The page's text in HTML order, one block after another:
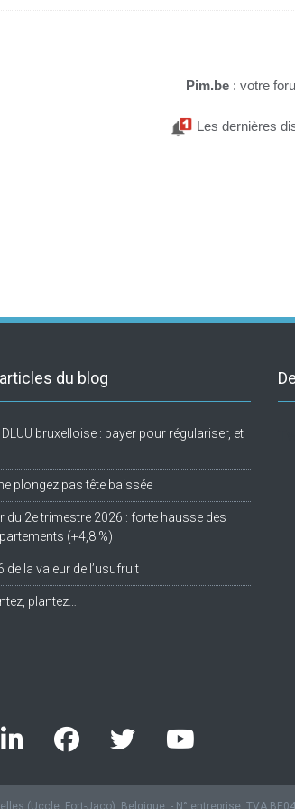
Pim.be : votre
Les dernières
du blog
DLUU bruxelloise : payer pour régulariser, et
plongez pas tête baissée
du 2e trimestre 2026 : forte hausse des
(+4,8 %)
de la valeur de l’usufruit
plantez…
(Uccle, Fort-Jaco), Belgique. - N° entreprise: TVA